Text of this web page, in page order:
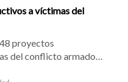
a víctimas del
proyectos
del conflicto armado